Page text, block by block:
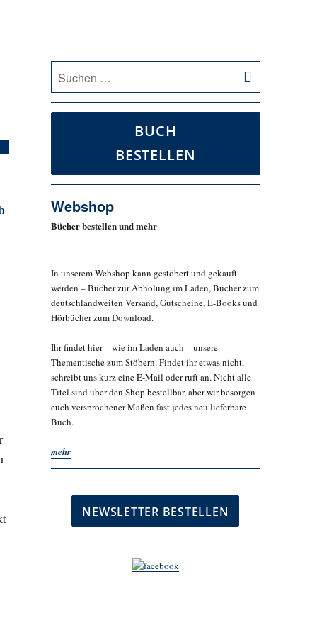
nach:
BUCH
BESTELLEN
Webshop
Bücher bestellen und mehr
In unserem Webshop kann gestöbert und gekauft
werden – Bücher zur Abholung im Laden, Bücher zum
deutschlandweiten Versand, Gutscheine, E-Books und
Hörbücher zum Download.
Ihr findet hier – wie im Laden auch – unsere
Thementische zum Stöbern. Findet ihr etwas nicht,
schreibt uns kurz eine E-Mail oder ruft an. Nicht alle
Titel sind über den Shop bestellbar, aber wir besorgen
euch versprochener Maßen fast jedes neu lieferbare
Buch.
mehr